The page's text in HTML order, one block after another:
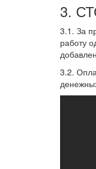
3.
3.1. За
работу
3.2.